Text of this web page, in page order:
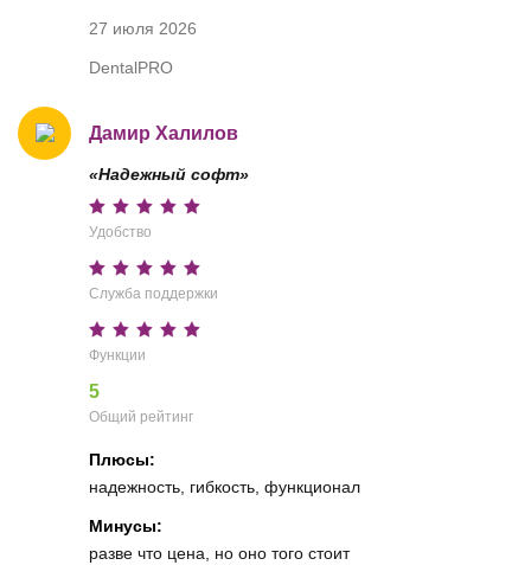
27 июля 2026
DentalPRO
Дамир Халилов
«Надежный софт»
Удобство
Служба поддержки
Функции
5
Общий рейтинг
Плюсы:
надежность, гибкость, функционал
Минусы:
разве что цена, но оно того стоит